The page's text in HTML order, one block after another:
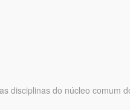
disciplinas do núcleo comum